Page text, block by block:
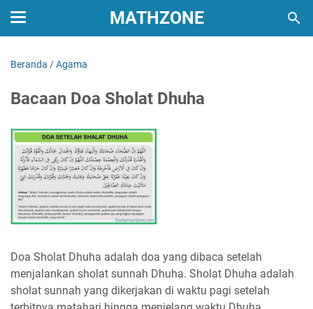
MATHZONE
Beranda /Agama
Bacaan Doa Sholat Dhuha
Doa Sholat Dhuha adalah doa yang dibaca setelah
menjalankan sholat sunnah Dhuha. Sholat Dhuha adalah
sholat sunnah yang dikerjakan di waktu pagi setelah